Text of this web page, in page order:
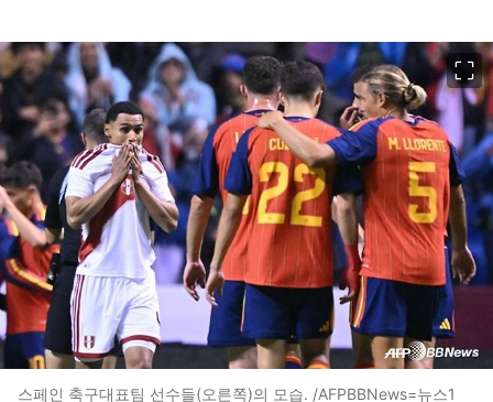
스페인 축구대표팀 선수들(오른쪽)의 모습. /AFPBBNews=뉴스1